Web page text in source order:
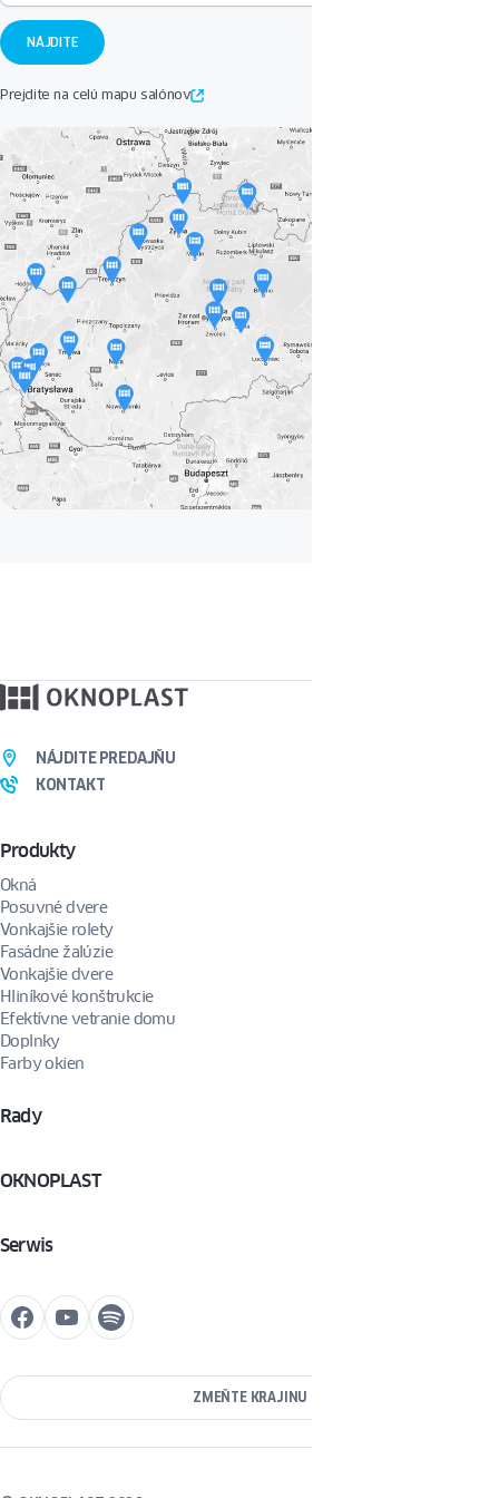
Prejdite na celú mapu salónov
Produkty
Okná
Posuvné dvere
Vonkajšie rolety
Fasádne žalúzie
Vonkajšie dvere
Hliníkové konštrukcie
Efektívne vetranie domu
Doplnky
Farby okien
Rady
OKNOPLAST
Serwis
NÁJDITE PREDAJŇU
KONTAKT
ZMEŇTE KRAJINU